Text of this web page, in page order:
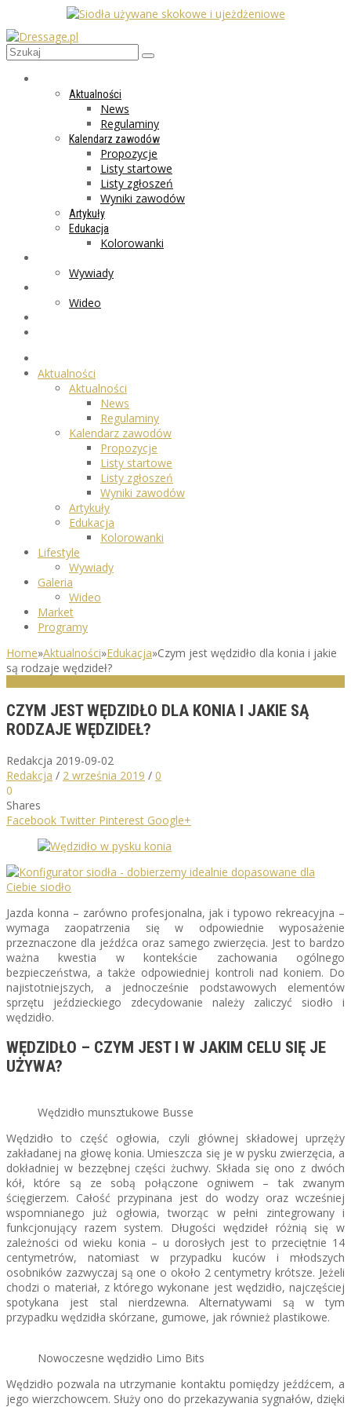
Aktualności
News
Regulaminy
Kalendarz zawodów
Propozycje
Listy startowe
Listy zgłoszeń
Wyniki zawodów
Artykuły
Edukacja
Kolorowanki
Wywiady
Wideo
Aktualności
Aktualności
News
Regulaminy
Kalendarz zawodów
Propozycje
Listy startowe
Listy zgłoszeń
Wyniki zawodów
Artykuły
Edukacja
Kolorowanki
Lifestyle
Wywiady
Galeria
Wideo
Market
Programy
Home»Aktualności»Edukacja»Czym jest wędzidło dla konia i jakie
są rodzaje wędzideł?
CZYM JEST WĘDZIDŁO DLA KONIA I JAKIE SĄ
RODZAJE WĘDZIDEŁ?
Redakcja 2019-09-02
Redakcja / 2 września 2019 / 0
0
Shares
Facebook Twitter Pinterest Google+
Jazda konna – zarówno profesjonalna, jak i typowo rekreacyjna –
wymaga zaopatrzenia się w odpowiednie wyposażenie
przeznaczone dla jeźdźca oraz samego zwierzęcia. Jest to bardzo
ważna kwestia w kontekście zachowania ogólnego
bezpieczeństwa, a także odpowiedniej kontroli nad koniem. Do
najistotniejszych, a jednocześnie podstawowych elementów
sprzętu jeździeckiego zdecydowanie należy zaliczyć siodło i
wędzidło.
WĘDZIDŁO – CZYM JEST I W JAKIM CELU SIĘ JE
UŻYWA?
Wędzidło munsztukowe Busse
Wędzidło to część ogłowia, czyli głównej składowej uprzęży
zakładanej na głowę konia. Umieszcza się je w pysku zwierzęcia, a
dokładniej w bezzębnej części żuchwy. Składa się ono z dwóch
kół, które są ze sobą połączone ogniwem – tak zwanym
ścięgierzem. Całość przypinana jest do wodzy oraz wcześniej
wspomnianego już ogłowia, tworząc w pełni zintegrowany i
funkcjonujący razem system. Długości wędzideł różnią się w
zależności od wieku konia – u dorosłych jest to przeciętnie 14
centymetrów, natomiast w przypadku kuców i młodszych
osobników zazwyczaj są one o około 2 centymetry krótsze. Jeżeli
chodzi o materiał, z którego wykonane jest wędzidło, najczęściej
spotykana jest stal nierdzewna. Alternatywami są w tym
przypadku wędzidła skórzane, gumowe, jak również plastikowe.
Nowoczesne wędzidło Limo Bits
Wędzidło pozwala na utrzymanie kontaktu pomiędzy jeźdźcem, a
jego wierzchowcem. Służy ono do przekazywania sygnałów, dzięki